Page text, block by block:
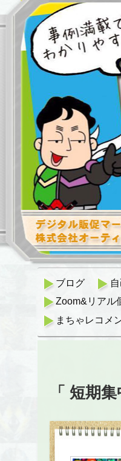
ブログ
Zoom&リアル
まちゃレコメ
「 短期